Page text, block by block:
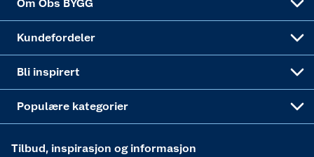
Om Obs BYGG
Kundefordeler
Bli inspirert
Populære kategorier
Tilbud, inspirasjon og informasjon